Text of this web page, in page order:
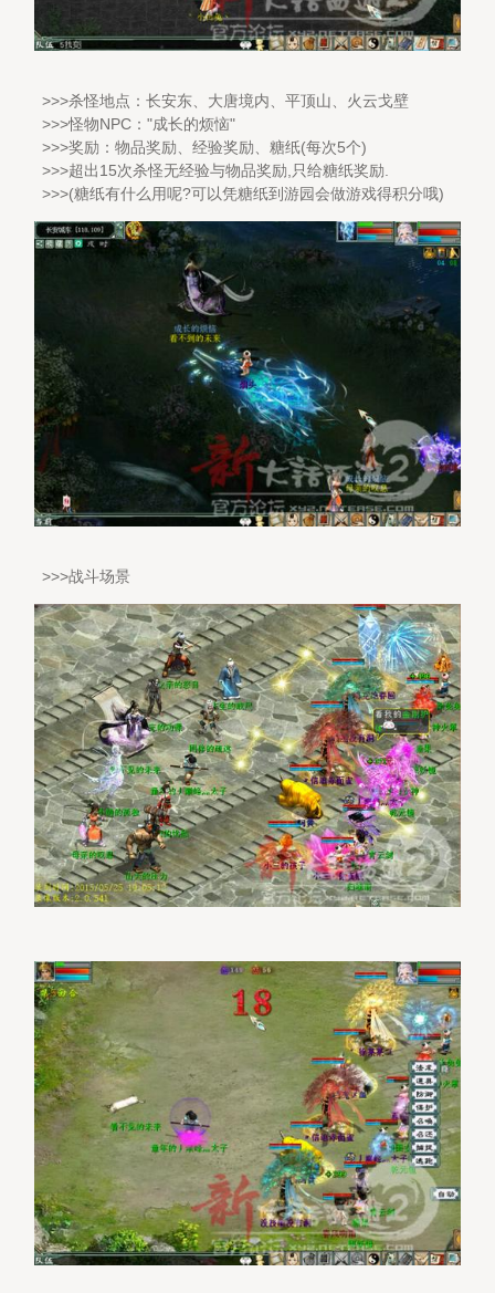
>>>杀怪地点：长安东、大唐境内、平顶山、火云戈壁
>>>怪物NPC："成长的烦恼"
>>>奖励：物品奖励、经验奖励、糖纸(每次5个)
>>>超出15次杀怪无经验与物品奖励,只给糖纸奖励.
>>>(糖纸有什么用呢?可以凭糖纸到游园会做游戏得积分哦)
>>>战斗场景